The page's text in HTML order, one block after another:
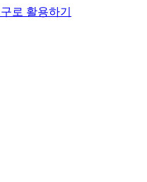
로 활용하기